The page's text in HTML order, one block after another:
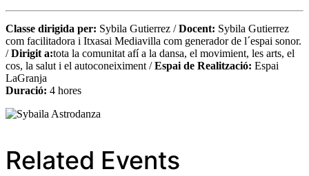
Classe dirigida per: Sybila Gutierrez /Docent: Sybila Gutierrez
com facilitadora i Itxasai Mediavilla com generador de l´espai sonor.
/Dirigit a:tota la comunitat afí a la dansa, el movimient, les arts, el
cos, la salut i el autoconeiximent /Espai de Realització: Espai
LaGranja
Duració: 4 hores
Related Events